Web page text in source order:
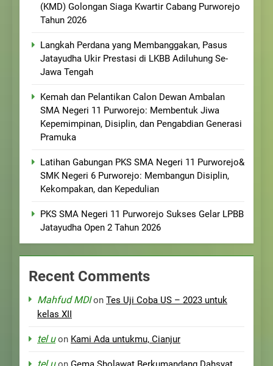
(KMD) Golongan Siaga Kwartir Cabang Purworejo
Tahun 2026
Langkah Perdana yang Membanggakan, Pasus
Jatayudha Ukir Prestasi di LKBB Adiluhung Se-
Jawa Tengah
Kemah dan Pelantikan Calon Dewan Ambalan
SMA Negeri 11 Purworejo: Membentuk Jiwa
Kepemimpinan, Disiplin, dan Pengabdian Generasi
Pramuka
Latihan Gabungan PKS SMA Negeri 11 Purworejo&
SMK Negeri 6 Purworejo: Membangun Disiplin,
Kekompakan, dan Kepedulian
PKS SMA Negeri 11 Purworejo Sukses Gelar LPBB
Jatayudha Open 2 Tahun 2026
Recent Comments
Mahfud MDIon Tes Uji Coba US – 2023 untuk
kelas XII
tel uon Kami Ada untukmu, Cianjur